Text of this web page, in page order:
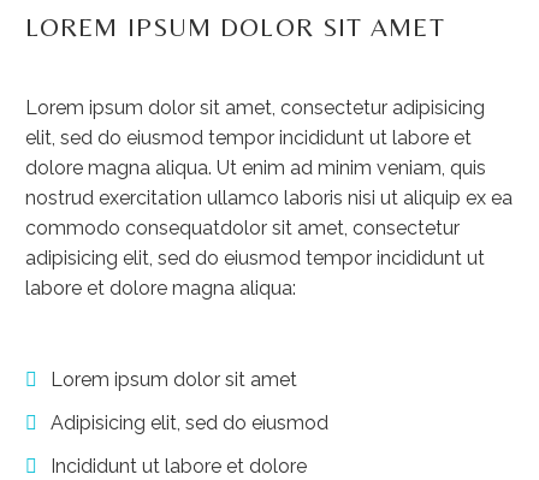
LOREM IPSUM DOLOR SIT AMET
Lorem ipsum dolor sit amet, consectetur adipisicing
elit, sed do eiusmod tempor incididunt ut labore et
dolore magna aliqua. Ut enim ad minim veniam, quis
nostrud exercitation ullamco laboris nisi ut aliquip ex ea
commodo consequatdolor sit amet, consectetur
adipisicing elit, sed do eiusmod tempor incididunt ut
labore et dolore magna aliqua:
Lorem ipsum dolor sit amet
Adipisicing elit, sed do eiusmod
Incididunt ut labore et dolore